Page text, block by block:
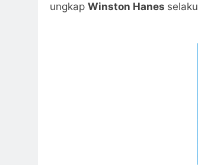
ungkap Winston Hanes selaku